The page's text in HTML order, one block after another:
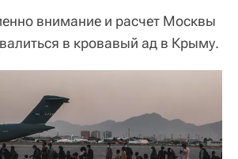
внимание и расчет Москвы
в кровавый ад в Крыму.